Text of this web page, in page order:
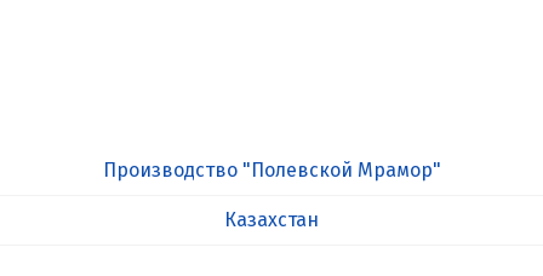
Производство "Полевской Мрамор"
Казахстан